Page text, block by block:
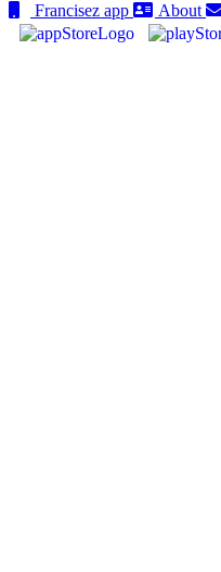
Francisez app
About